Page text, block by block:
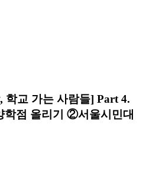
학교 가는 사람들] Part 4.
학점 올리기 ②서울시민대